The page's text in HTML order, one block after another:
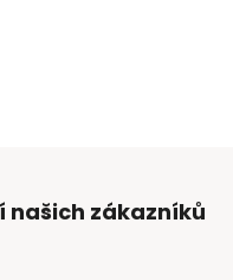
našich zákazníků